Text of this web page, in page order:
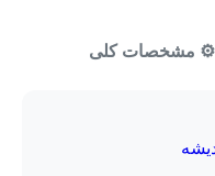
⚙️ مشخصات کلی